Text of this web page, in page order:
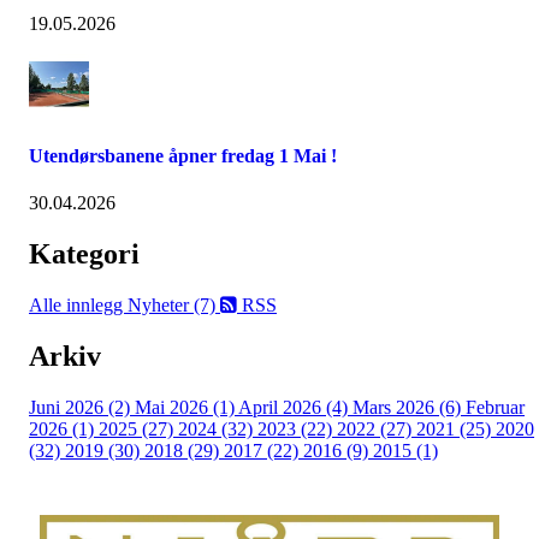
19.05.2026
Utendørsbanene åpner fredag 1 Mai !
30.04.2026
Kategori
Alle innlegg Nyheter (7) RSS
Arkiv
Juni 2026 (2) Mai 2026 (1) April 2026 (4) Mars 2026 (6) Februar
2026 (1) 2025 (27) 2024 (32) 2023 (22) 2022 (27) 2021 (25) 2020
(32) 2019 (30) 2018 (29) 2017 (22) 2016 (9) 2015 (1)